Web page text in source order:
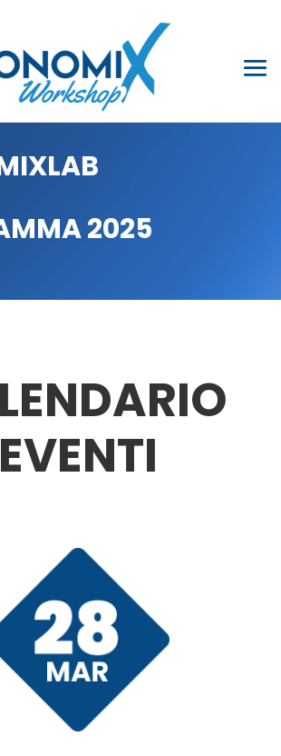
2025
EVENTI